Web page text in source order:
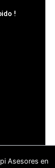
!
Asesores en